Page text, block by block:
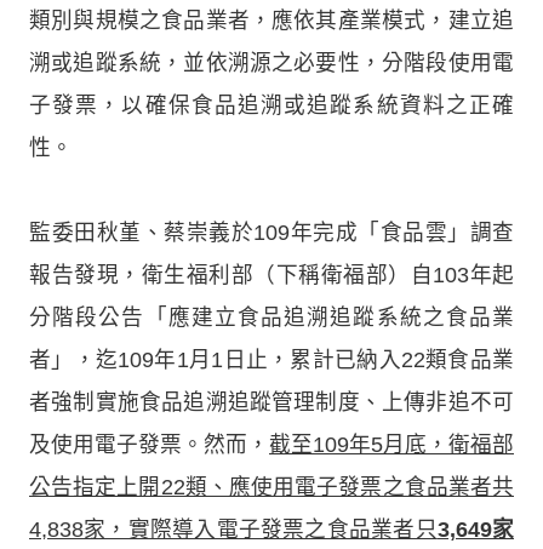
類別與規模之食品業者，應依其產業模式，建立追
溯或追蹤系統，並依溯源之必要性，分階段使用電
子發票，以確保食品追溯或追蹤系統資料之正確
性。
監委田秋堇、蔡崇義於109年完成「食品雲」調查
報告發現，衛生福利部（下稱衛福部）自103年起
分階段公告「應建立食品追溯追蹤系統之食品業
者」，迄109年1月1日止，累計已納入22類食品業
者強制實施食品追溯追蹤管理制度、上傳非追不可
及使用電子發票。然而， 截至109年5月底，衛福部
公告指定上開22類、應使用電子發票之食品業者共
4,838家，實際導入電子發票之食品業者只3,649家